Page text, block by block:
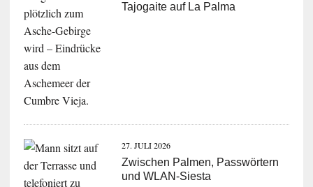
Tajogaite auf La Palma
27. JULI 2026
Zwischen Palmen, Passwörtern
und WLAN-Siesta